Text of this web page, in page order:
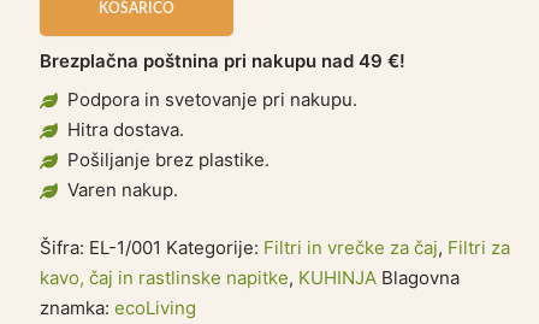
KOŠARICO
Brezplačna poštnina pri nakupu nad 49 €!
Podpora in svetovanje pri nakupu.
Hitra dostava.
Pošiljanje brez plastike.
Varen nakup.
Šifra: EL-1/001 Kategorije: Filtri in vrečke za čaj, Filtri za
kavo, čaj in rastlinske napitke, KUHINJA Blagovna
znamka:ecoLiving